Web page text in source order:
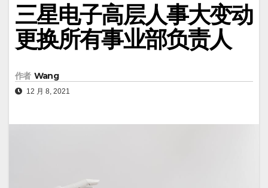
三星电子高层人事大变动
更换所有事业部负责人
作者 Wang
12 月 8, 2021